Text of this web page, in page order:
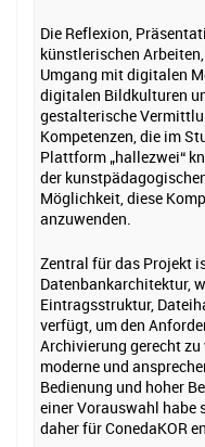
Die Reflexion,
künstlerischen
Umgang mit digitalen
digitalen Bildkulturen
gestalterische
Kompetenzen, die im
Plattform „hallezwei“
der
Möglichkeit, diese
anzuwenden.
Zentral für das Projekt
Datenbankarchitektur,
Eintragsstruktur,
verfügt, um den
Archivierung gerecht
moderne und
Bedienung und hoher
einer Vorauswahl habe
daher für ConedaKOR